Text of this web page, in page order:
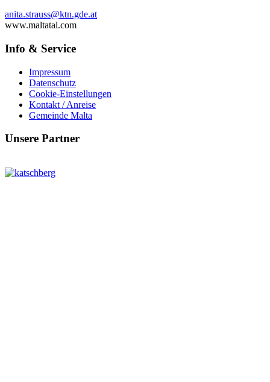
anita.strauss@ktn.gde.at
www.maltatal.com
Info & Service
Impressum
Datenschutz
Cookie-Einstellungen
Kontakt / Anreise
Gemeinde Malta
Unsere Partner